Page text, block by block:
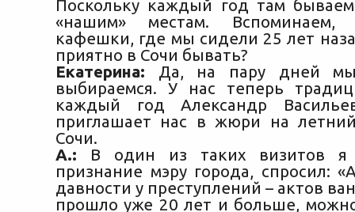
Поскольку каждый год там
«нашим» местам. Вспоминаем,
кафешки, где мы сидели 25 лет
приятно в Сочи бывать?
Екатерина: Да, на пару дней мы
выбираемся. У нас теперь
каждый год Александр
приглашает нас в жюри на
Сочи.
А.: В один из таких визитов я
признание мэру города, спросил:
давности у преступлений – актов
прошло уже 20 лет и больше, можно